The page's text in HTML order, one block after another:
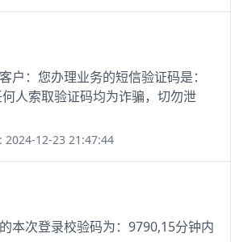
户：您办理业务的短信验证码是：
人索取验证码均为诈骗，切勿泄
2024-12-23 21:47:44
本次登录校验码为：9790,15分钟内